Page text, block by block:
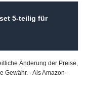
5-teilig für
Änderung der Preise,
Gewähr. · Als Amazon-